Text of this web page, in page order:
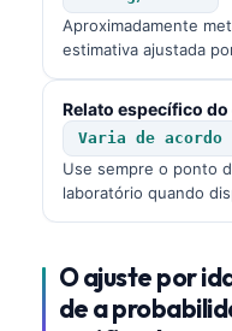
Aproximadamente
estimativa ajustada
Relato específico do
Varia de acordo
Use sempre o ponto
laboratório quando
O ajuste por
de a